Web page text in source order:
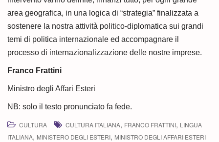
area geografica, in una logica di “strategia” finalizzata a
sostenere la nostra attività politico-diplomatica sui grandi
temi di politica internazionale ed accompagnare il
processo di internazionalizzazione delle nostre imprese.
Franco Frattini
Ministro degli Affari Esteri
NB: solo il testo pronunciato fa fede.
CULTURA CULTURA ITALIANA, FRANCO FRATTINI, LINGUA
ITALIANA, MINISTERO DEGLI ESTERI, MINISTRO DEGLI AFFARI ESTERI